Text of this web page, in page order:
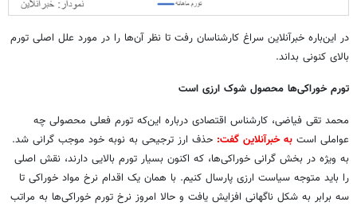
در این‌باره خبرآنلاین سراغ کارشناسان رفت تا نظر آن‌ها را در مورد علل اصلی تورم
بالای کنونی بداند.
تورم خوراکی‌ها محصول شوک ارزی است
محمد تقی فیاضی، کارشناس اقتصادی درباره این‌که تورم فعلی محصولی چه
عواملی است به خبرآنلاین گفت: حذف ارز ترجیحی به نوبه خود موجب گرانی شد.
به ویژه در بخش گرانی خوراکی‌ها، که اکنون بسیار تورم بالایی دارند، نقش اصلی
را باید متوجه سیاست ارزی پارسال کنیم. با همان یک اقدام نرخ مواد خوراکی تا
سه برابر به شکل ناگهانی افزایش یافت و حالا امروز نرخ تورم خوراکی‌ها به مراتب